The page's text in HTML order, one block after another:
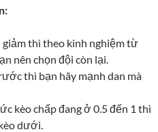
giảm thì theo kinh nghiệm từ
nên chọn đội còn lại.
thì bạn hãy mạnh dan mà
kèo chấp đang ở 0.5 đến 1 thì
dưới.